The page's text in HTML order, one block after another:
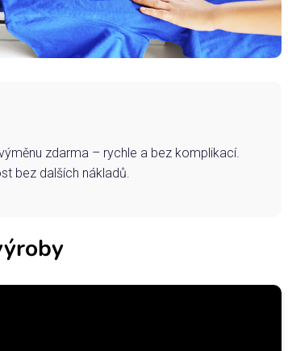
zdarma – rychle a bez komplikací.
bez dalších nákladů.